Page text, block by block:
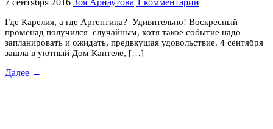
7 сентября 2016 Зоя Арнаутова 1 комментарий
Где Карелия, а где Аргентина? Удивительно! Воскресный
променад получился случайным, хотя такое событие надо
запланировать и ожидать, предвкушая удовольствие. 4 сентября
зашла в уютный Дом Кантеле, […]
Далее →